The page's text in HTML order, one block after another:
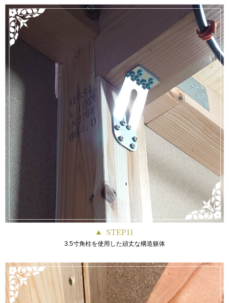
STEP11
3.5寸角柱を使用した頑丈な構造躯体